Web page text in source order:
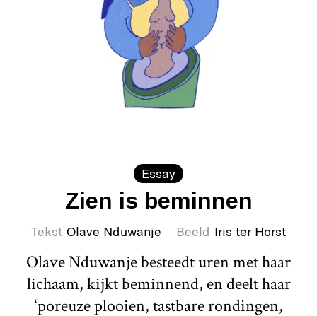
Essay
Zien is beminnen
Tekst Olave Nduwanje Beeld Iris ter Horst
Olave Nduwanje besteedt uren met haar
lichaam, kijkt beminnend, en deelt haar
‘poreuze plooien, tastbare rondingen,